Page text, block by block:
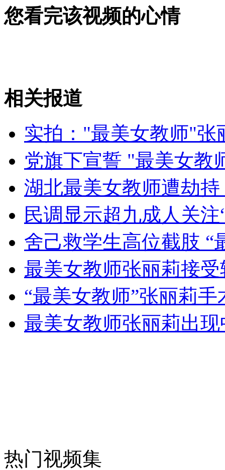
青岛市民钓到罕见怪鱼 形似鳄鱼
山西运城恶犬咬伤多人 警民合力深夜将其击毙
女孩北京地铁殴打老人 痛下狠手拳打脚踢
无痛分娩是否安全 医生回应
外交部：有关国家言论片面不公正
您看完该视频的心情
相关报道
实拍："最美女教师"
党旗下宣誓 "最美女教
湖北最美女教师遭劫
民调显示超九成人关
舍己救学生高位截肢 “
最美女教师张丽莉接
“最美女教师”张丽莉
最美女教师张丽莉出
热门视频集